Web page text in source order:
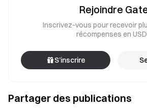
Échangez plus de 4,900
rapidement et facilement sur Gate
$ en récompenses de bienvenue
Inviter des amiset gagnez une
Téléchargez l'application Gate | Bureau
Partager des publications
Rejoindre
Inscrivez-vous pour recevoir
récompenses en
S’inscrire